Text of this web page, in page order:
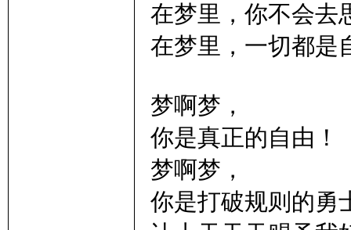
在梦里，你不会去
在梦里，一切都是
梦啊梦，
你是真正的自由！
梦啊梦，
你是打破规则的勇